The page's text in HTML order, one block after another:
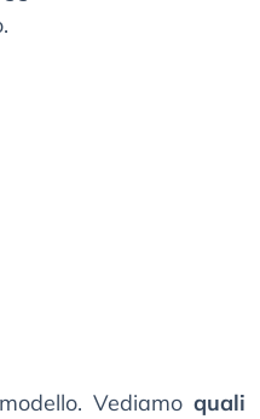
Vediamo quali